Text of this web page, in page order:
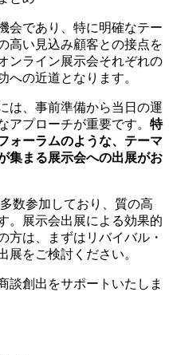
会であり、特に明確なテー
高い見込み顧客との接点を
ンライン展示会それぞれの
への近道となります。
は、事前準備から当日の運
アプローチが重要です。 特
ォーラムのような、テーマ
集まる展示会への出展がお
数参加しており、質の高
。展示会出展による効果的
方は、まずはリバイバル・
展をご検討ください。
談創出をサポートいたしま